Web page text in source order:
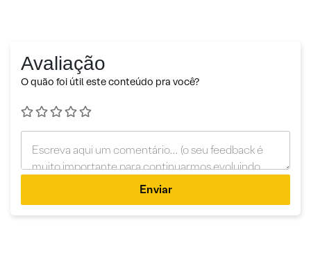
Avaliação
O quão foi útil este conteúdo pra você?
Enviar